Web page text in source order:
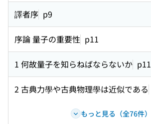
譯者序 p9
序論 量子の重要性 p11
1 何故量子を知らねばならないか p11
2 古典力學や古典物理學は近似である
もっと見る（全76件）